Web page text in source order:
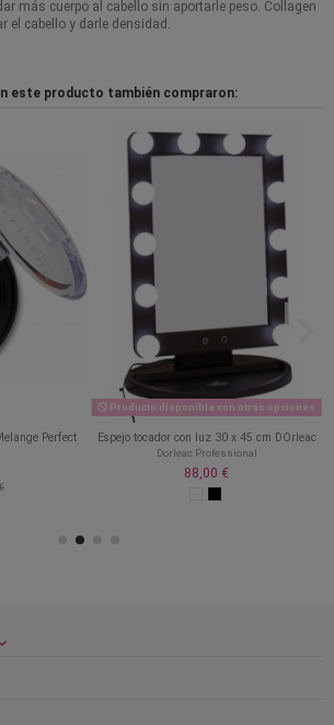
más cuerpo al cabello sin aportarle peso. Collagen
el cabello y darle densidad.
este producto también compraron:
Perfect
Producto disponible con otras opciones
Espejo tocador con luz 30 x 45 cm DOrleac
Dorleac Professional
88,00 €